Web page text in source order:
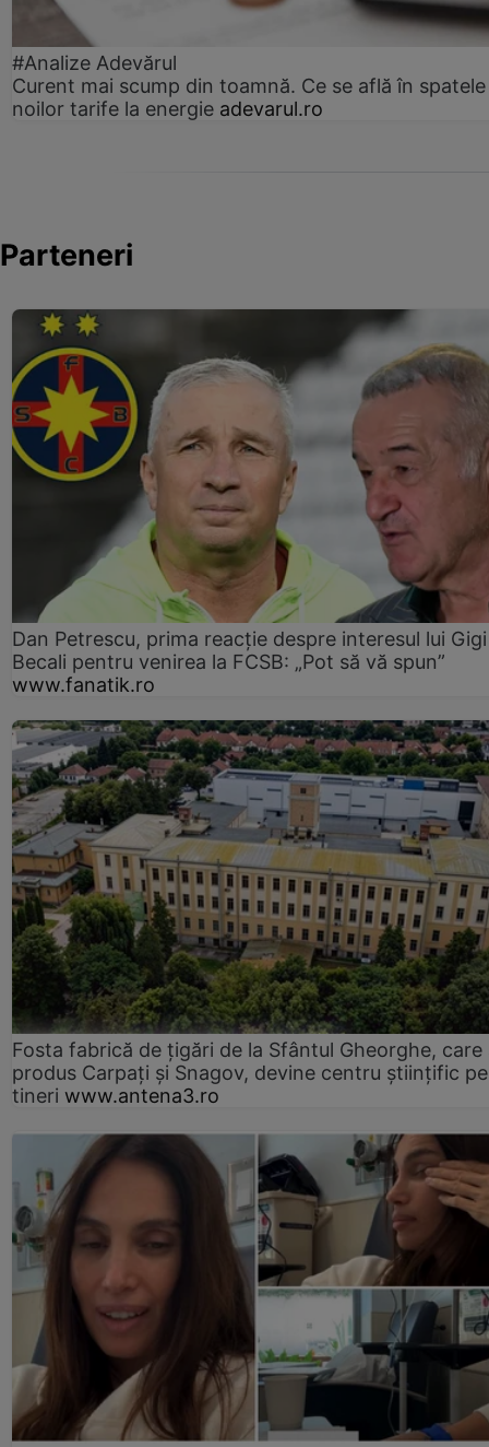
#Analize Adevărul
Curent mai scump din toamnă. Ce se află în spatele
noilor tarife la energie adevarul.ro
Parteneri
Dan Petrescu, prima reacție despre interesul lui Gigi
Becali pentru venirea la FCSB: „Pot să vă spun”
www.fanatik.ro
Fosta fabrică de țigări de la Sfântul Gheorghe, care
produs Carpați și Snagov, devine centru științific
tineri www.antena3.ro